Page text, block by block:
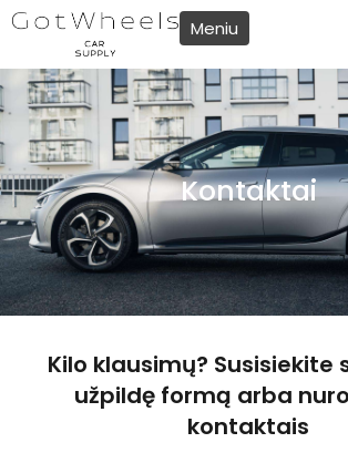
Pereiti
turinio
Meniu
Kontaktai
Kilo klausimų? Susisiekite
užpildę formą arba
kontaktais